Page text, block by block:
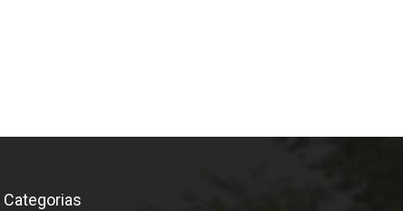
Categorias